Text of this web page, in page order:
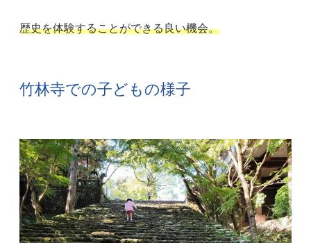
歴史を体験することができる良い機会。
竹林寺での子どもの様子